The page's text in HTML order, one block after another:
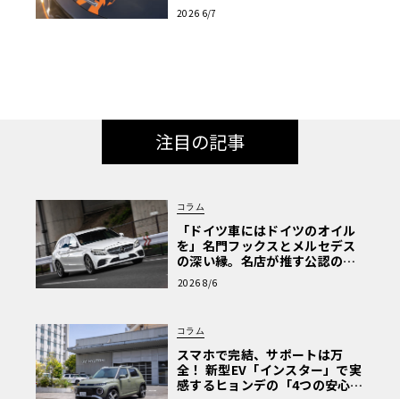
2026 6/7
注目の記事
コラム
「ドイツ車にはドイツのオイル
を」名門フックスとメルセデス
の深い縁。名店が推す公認の安
心と、Cクラスで味わうシルキー
な走り〈PR〉
2026 8/6
コラム
スマホで完結、サポートは万
全！ 新型EV「インスター」で実
感するヒョンデの「4つの安心」